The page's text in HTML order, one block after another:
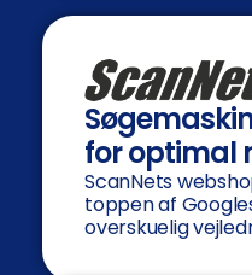
for optimal
ScanNets
toppen af
overskuelig